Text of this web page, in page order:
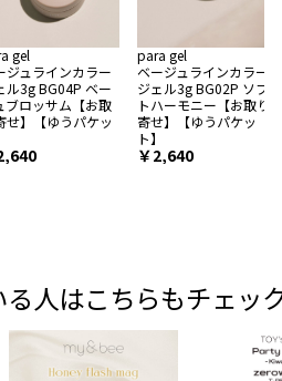
gel
ジュラインカラー
ル3g BG04P ベー
ブロッサム【お取
せ】【ゆうパケッ
para gel
ベージュラインカラー
ジェル3g BG02P ソフ
トハーモニー【お取り
寄せ】【ゆうパケッ
ト】
￥2,640
人はこちらもチェッ